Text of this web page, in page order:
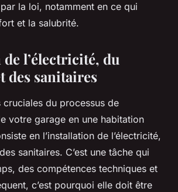
la loi, notamment en ce qui
et la salubrité.
l’électricité, du
des sanitaires
cruciales du processus de
votre garage en une habitation
en l’installation de l’électricité,
sanitaires. C’est une tâche qui
des compétences techniques et
c’est pourquoi elle doit être